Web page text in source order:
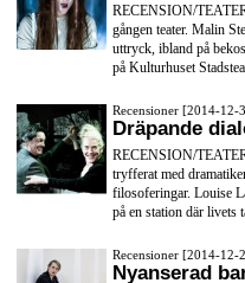
RECENSION/
gången teater. Malin
uttryck, ibland på
på Kulturhuset
Recensioner [2014-12-
Dräpande
RECENSION/
tryfferat med
filosoferingar. Louise
på en station där livets
Recensioner [2014-12-
Nyanserad